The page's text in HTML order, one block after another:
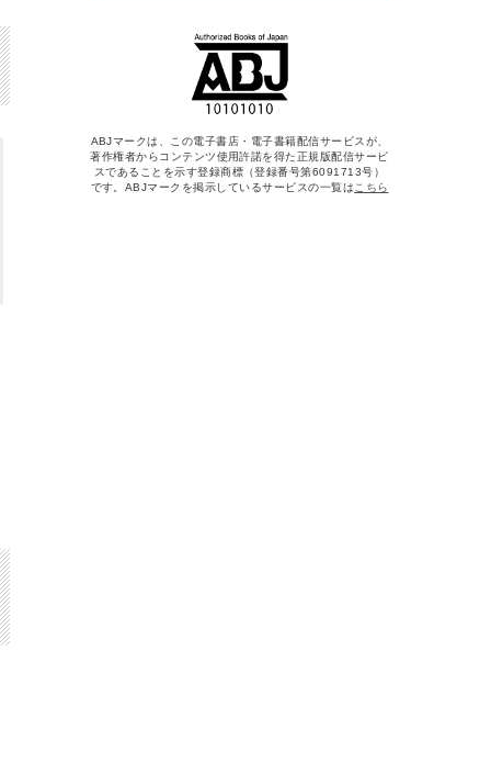
ABJマークは、この電子書店・電子書籍配信サービスが、
著作権者からコンテンツ使用許諾を得た正規版配信サービ
スであることを示す登録商標（登録番号第6091713号）
です。ABJマークを掲示しているサービスの一覧はこちら